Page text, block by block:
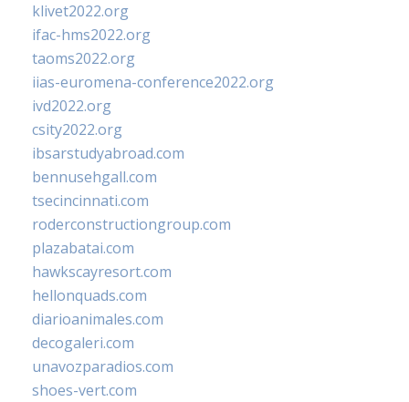
klivet2022.org
ifac-hms2022.org
taoms2022.org
iias-euromena-conference2022.org
ivd2022.org
csity2022.org
ibsarstudyabroad.com
bennusehgall.com
tsecincinnati.com
roderconstructiongroup.com
plazabatai.com
hawkscayresort.com
hellonquads.com
diarioanimales.com
decogaleri.com
unavozparadios.com
shoes-vert.com